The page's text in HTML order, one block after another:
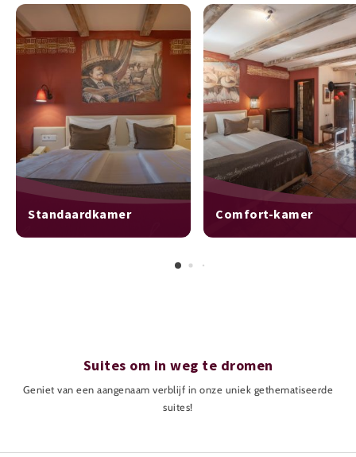
Standaardkamer Comfort-kamer
Suites om in weg te dromen
Geniet van een aangenaam verblijf in onze uniek gethematiseerde
suites!